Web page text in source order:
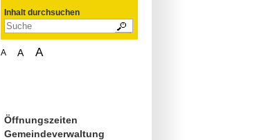
Inhalt durchsuchen
A A A
Öffnungszeiten
Gemeindeverwaltung